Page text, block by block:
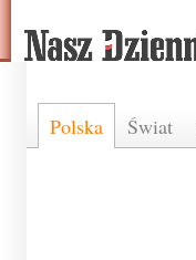
Polska Świat